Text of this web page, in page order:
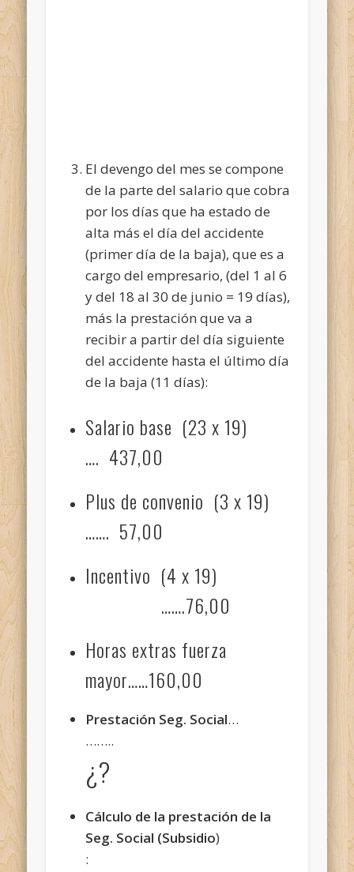
El devengo del mes se compone
de la parte del salario que cobra
por los días que ha estado de
alta más el día del accidente
(primer día de la baja), que es a
cargo del empresario, (del 1 al 6
y del 18 al 30 de junio = 19 días),
más la prestación que va a
recibir a partir del día siguiente
del accidente hasta el último día
de la baja (11 días):
Salario base (23 x 19)
…. 437,00
Plus de convenio (3 x 19)
……. 57,00
Incentivo (4 x 19)
…….76,00
Horas extras fuerza
mayor……160,00
Prestación Seg. Social…
……..
¿?
Cálculo de la prestación de la
Seg. Social (Subsidio)
: